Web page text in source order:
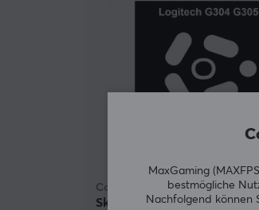
Corepad
Skatez Für Logitech G304/
MaxGaming
bestmögliche
Nachfolgend können